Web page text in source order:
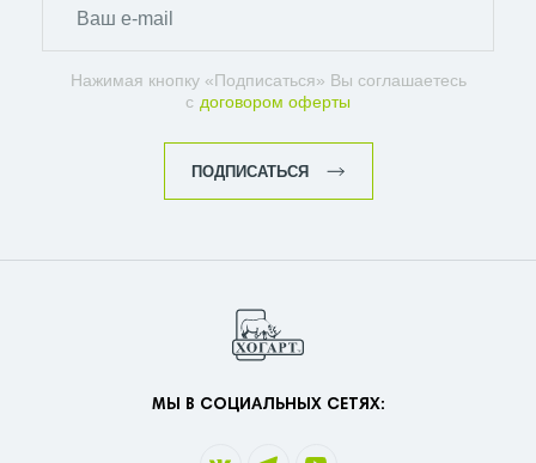
Нажимая кнопку «Подписаться» Вы соглашаетесь
с договором оферты
ПОДПИСАТЬСЯ
МЫ В СОЦИАЛЬНЫХ СЕТЯХ: